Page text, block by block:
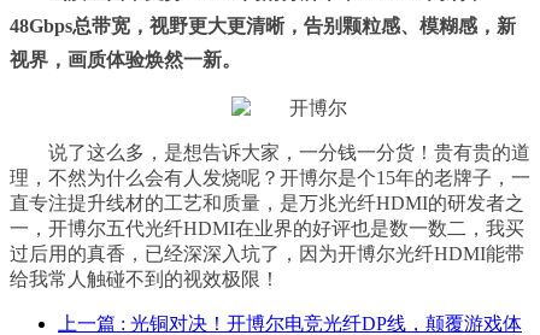
48Gbps总带宽，视野更大更清晰，告别颗粒感、模糊感，新
视界，画质体验焕然一新。
说了这么多，是想告诉大家，一分钱一分货！贵有贵的道
理，不然为什么会有人发烧呢？开博尔是个15年的老牌子，一
直专注提升线材的工艺和质量，是万兆光纤HDMI的研发者之
一，开博尔五代光纤HDMI在业界的好评也是数一数二，我买
过后用的真香，已经深深入坑了，因为开博尔光纤HDMI能带
给我常人触碰不到的视效极限！
上一篇 : 光铜对决！开博尔电竞光纤DP线，颠覆游戏体